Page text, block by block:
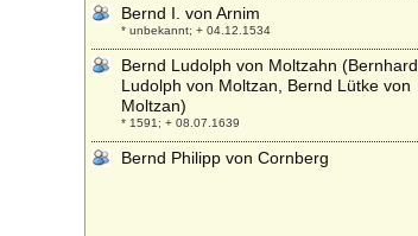
Bernd I. von Arnim
* unbekannt; + 04.12.1534
Bernd Ludolph von Moltzahn (Bernhard
Ludolph von Moltzan, Bernd Lütke von
Moltzan)
* 1591; + 08.07.1639
Bernd Philipp von Cornberg